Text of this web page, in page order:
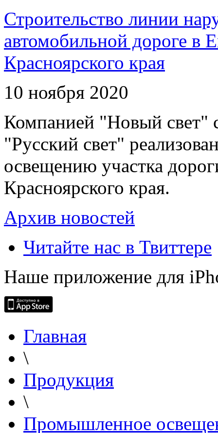
Строительство линии
автомобильной дороге в
Красноярского края
10 ноября 2020
Компанией "Новый свет"
"Русский свет"
освещению участка
Красноярского края.
Архив новостей
Читайте нас в Твиттере
Наше приложение для
Главная
\
Продукция
\
Промышленное